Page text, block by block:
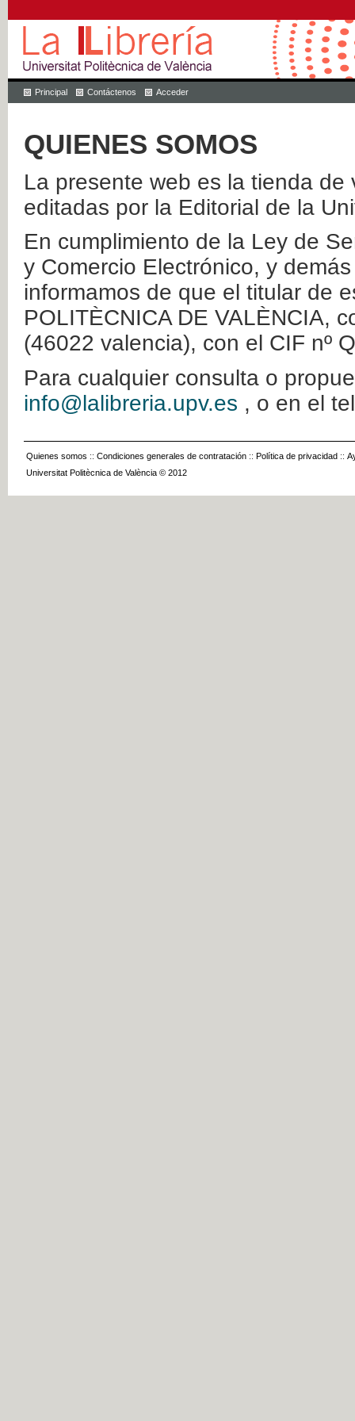
Principal Contáctenos Acceder
QUIENES SOMOS
La presente web es la tienda
editadas por la Editorial de la
En cumplimiento de la Ley de
y Comercio Electrónico, y
informamos de que el titular de
POLITÈCNICA DE VALÈNCIA,
(46022 valencia), con el CIF nº
Para cualquier consulta o
info@lalibreria.upv.es , o en el
Quienes somos :: Condiciones generales de contratación :: Política de privacidad ::
Universitat Politècnica de València © 2012